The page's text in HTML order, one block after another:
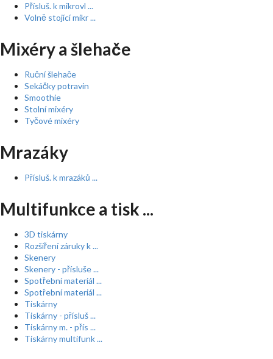
Přísluš. k mikrovl ...
Volně stojící mikr ...
Mixéry a šlehače
Ruční šlehače
Sekáčky potravin
Smoothie
Stolní mixéry
Tyčové mixéry
Mrazáky
Přísluš. k mrazáků ...
Multifunkce a tisk ...
3D tiskárny
Rozšíření záruky k ...
Skenery
Skenery - přísluše ...
Spotřební materiál ...
Spotřební materiál ...
Tiskárny
Tiskárny - přísluš ...
Tiskárny m. - přís ...
Tiskárny multifunk ...